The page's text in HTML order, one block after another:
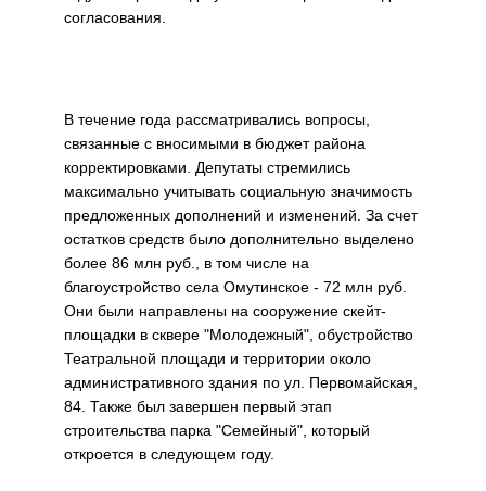
согласования.
В течение года рассматривались вопросы,
связанные с вносимыми в бюджет района
корректировками. Депутаты стремились
максимально учитывать социальную значимость
предложенных дополнений и изменений. За счет
остатков средств было дополнительно выделено
более 86 млн руб., в том числе на
благоустройство села Омутинское - 72 млн руб.
Они были направлены на сооружение скейт-
площадки в сквере "Молодежный", обустройство
Театральной площади и территории около
административного здания по ул. Первомайская,
84. Также был завершен первый этап
строительства парка "Семейный", который
откроется в следующем году.